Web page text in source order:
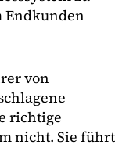
Endkunden
von
richtige
nicht. Sie führt